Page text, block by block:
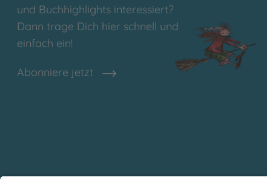
und Buchhighlights interessiert?
Dann trage Dich hier schnell und
einfach ein!
Abonniere jetzt